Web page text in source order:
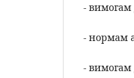
-
- нормам
- вимогам